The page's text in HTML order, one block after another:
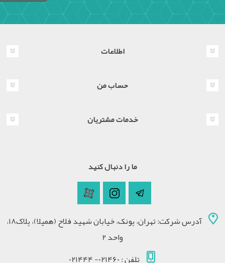
اطلاعات
حساب من
خدمات مشتریان
ما را دنبال کنید
آدرس شرکت: تهران، پونک، خیابان شهید فلاح (همیلا)، پلاک18،
واحد 2
تلفن : 021460- 021444